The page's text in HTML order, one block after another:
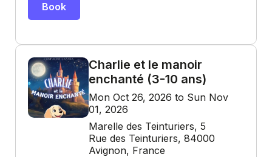
Book
Charlie et le manoir
enchanté (3-10 ans)
Mon Oct 26, 2026 to Sun Nov
01, 2026
Marelle des Teinturiers, 5
Rue des Teinturiers, 84000
Avignon, France